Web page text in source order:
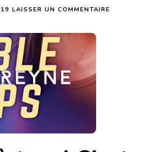
LAISSER UN COMMENTAIRE